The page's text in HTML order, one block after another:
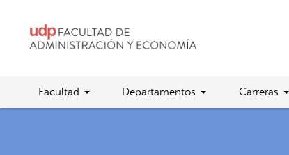
Facultad Departamentos Carreras